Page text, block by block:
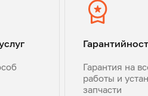
Гарантия на
работы и
запчасти